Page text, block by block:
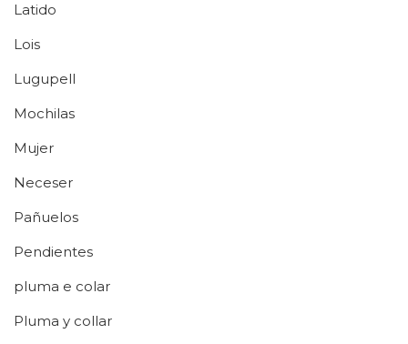
Latido
Lois
Lugupell
Mochilas
Mujer
Neceser
Pañuelos
Pendientes
pluma e colar
Pluma y collar